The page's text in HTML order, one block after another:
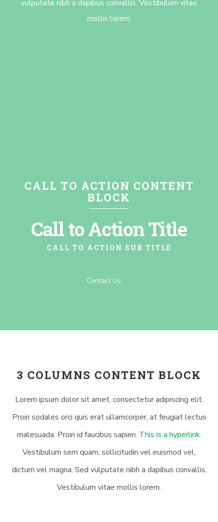
vulputate nibh a dapibus convallis. Vestibulum vitae
mollis lorem.
CALL TO ACTION CONTENT
BLOCK
Call to Action Title
CALL TO ACTION SUB TITLE
Contact Us
3 COLUMNS CONTENT BLOCK
Lorem ipsum dolor sit amet, consectetur adipiscing elit.
Proin sodales orci quis erat ullamcorper, at feugiat lectus
malesuada. Proin id faucibus sapien. This is a hyperlink.
Vestibulum sem quam, sollicitudin vel euismod vel,
dictum vel magna. Sed vulputate nibh a dapibus convallis.
Vestibulum vitae mollis lorem.